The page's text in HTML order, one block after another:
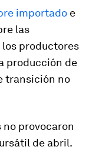
importado e
las
productores
producción de
transición no
no provocaron
de abril.